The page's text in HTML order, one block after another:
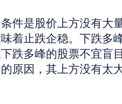
是股价上方没有大
着止跌企稳。下跌多
跌多峰的股票不宜盲
原因，其上方没有太